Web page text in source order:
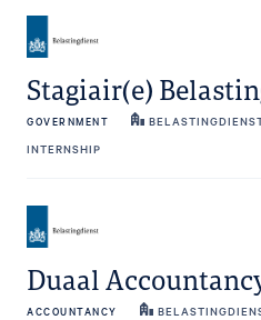
Stagiair(e)
GOVERNMENT
INTERNSHIP
Duaal
ACCOUNTANCY